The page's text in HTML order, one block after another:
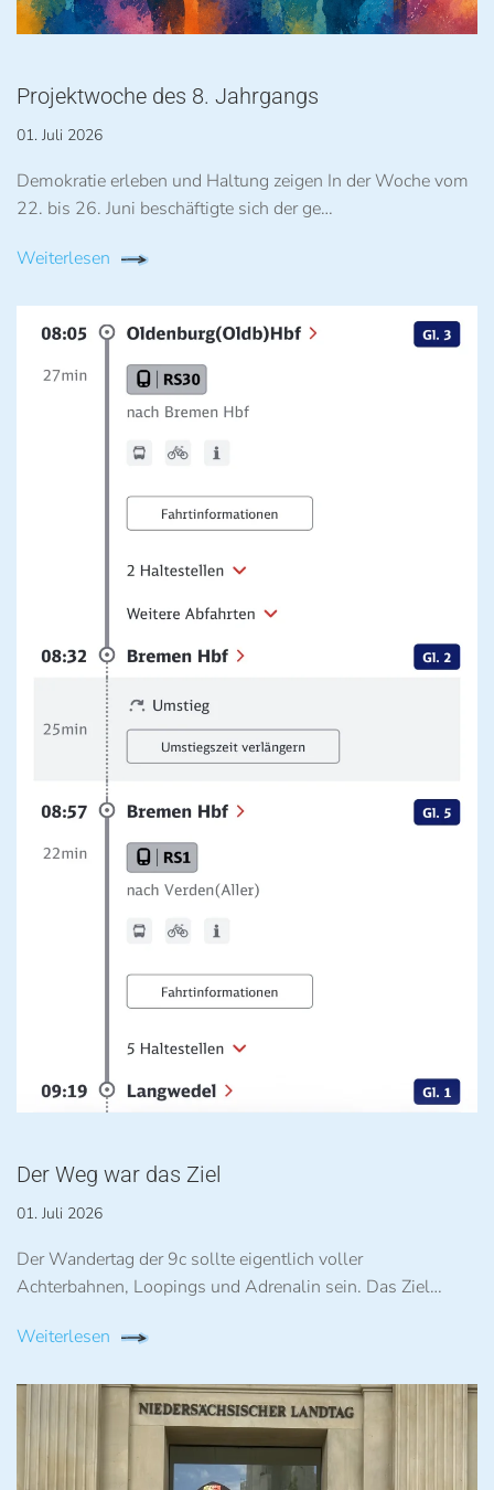
Projektwoche des 8. Jahrgangs
01. Juli 2026
Demokratie erleben und Haltung zeigen In der Woche vom
22. bis 26. Juni beschäftigte sich der ge…
Weiterlesen
Der Weg war das Ziel
01. Juli 2026
Der Wandertag der 9c sollte eigentlich voller
Achterbahnen, Loopings und Adrenalin sein. Das Ziel…
Weiterlesen